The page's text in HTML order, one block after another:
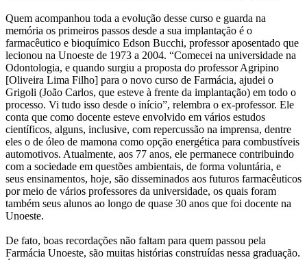
Quem acompanhou toda a evolução desse curso e guarda na
memória os primeiros passos desde a sua implantação é o
farmacêutico e bioquímico Edson Bucchi, professor aposentado que
lecionou na Unoeste de 1973 a 2004. “Comecei na universidade na
Odontologia, e quando surgiu a proposta do professor Agripino
[Oliveira Lima Filho] para o novo curso de Farmácia, ajudei o
Grigoli (João Carlos, que esteve à frente da implantação) em todo o
processo. Vi tudo isso desde o início”, relembra o ex-professor. Ele
conta que como docente esteve envolvido em vários estudos
científicos, alguns, inclusive, com repercussão na imprensa, dentre
eles o de óleo de mamona como opção energética para combustíveis
automotivos. Atualmente, aos 77 anos, ele permanece contribuindo
com a sociedade em questões ambientais, de forma voluntária, e
seus ensinamentos, hoje, são disseminados aos futuros farmacêuticos
por meio de vários professores da universidade, os quais foram
também seus alunos ao longo de quase 30 anos que foi docente na
Unoeste.
De fato, boas recordações não faltam para quem passou pela
Farmácia Unoeste, são muitas histórias construídas nessa graduação.